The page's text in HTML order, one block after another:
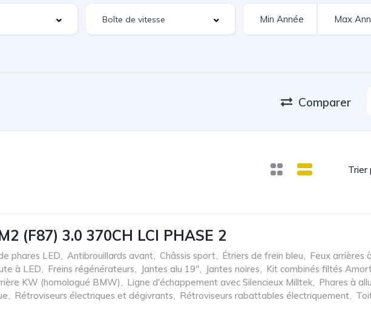
Comparer
Trier
(F87) 3.0 370CH LCI PHASE 2
phares LED, Antibrouillards avant, Châssis sport, Étriers de frein bleu, Feux arrières
à LED, Freins régénérateurs, Jantes alu 19", Jantes noires, Kit combinés filtés
KW (homologué BMW), Ligne d'échappement avec Silencieux Milltek, Phares à
, Rétroviseurs électriques et dégivrants, Rétroviseurs rabattables électriquement,